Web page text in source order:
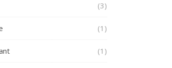
(3)
(1)
(1)